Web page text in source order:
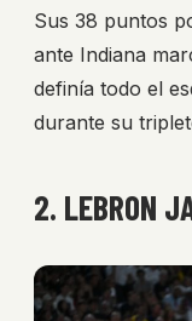
Sus 38 puntos
ante Indiana
definía todo el
durante su
2. LEBRON